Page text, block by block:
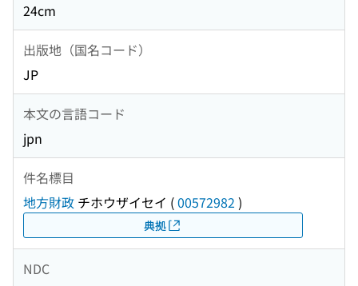
24cm
出版地（国名コード）
JP
本文の言語コード
jpn
件名標目
地方財政 チホウザイセイ (00572982 )
典拠
NDC